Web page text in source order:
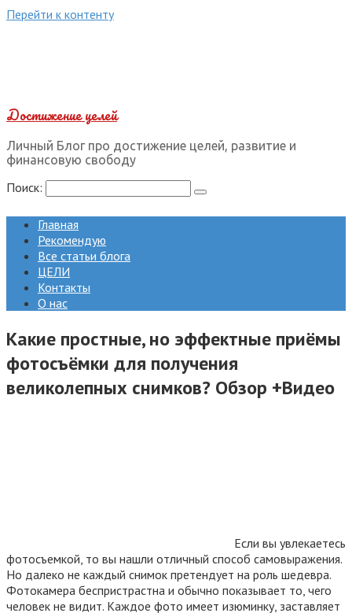
Перейти к контенту
Достижение целей
Личный Блог про достижение целей, развитие и
финансовую свободу
Поиск:
Главная
Рекомендую
Все статьи блога
ЦЕЛИ
Контакты
О нас
Какие простные, но эффектные приёмы
фотосъёмки для получения
великолепных снимков? Обзор +Видео
Если вы увлекаетесь
фотосъемкой, то вы нашли отличный способ самовыражения.
Но далеко не каждый снимок претендует на роль шедевра.
Фотокамера беспристрастна и обычно показывает то, чего
человек не видит. Каждое фото имеет изюминку, заставляет